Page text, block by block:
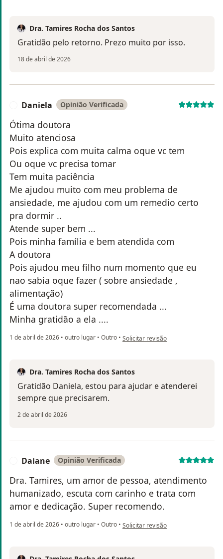
Dra. Tamires Rocha dos Santos
Gratidão pelo retorno. Prezo muito por isso.
18 de abril de 2026
Daniela Opinião Verificada
Ótima doutora
Muito atenciosa
Pois explica com muita calma oque vc tem
Ou oque vc precisa tomar
Tem muita paciência
Me ajudou muito com meu problema de
ansiedade, me ajudou com um remedio certo
pra dormir ..
Atende super bem ...
Pois minha família e bem atendida com
A doutora
Pois ajudou meu filho num momento que eu
nao sabia oque fazer ( sobre ansiedade ,
alimentação)
É uma doutora super recomendada ...
Minha gratidão a ela ....
1 de abril de 2026 • outro lugar • Outro • na opinião do utilizador Daniela
Solicitar revisão
Dra. Tamires Rocha dos Santos
Gratidão Daniela, estou para ajudar e atenderei
sempre que precisarem.
2 de abril de 2026
Daiane Opinião Verificada
Dra. Tamires, um amor de pessoa, atendimento
humanizado, escuta com carinho e trata com
amor e dedicação. Super recomendo.
1 de abril de 2026 • outro lugar • Outro • na opinião do utilizador Daiane
Solicitar revisão